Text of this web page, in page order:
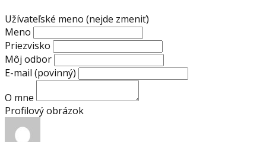
Užívateľské meno (nejde zmeniť)
Meno
Priezvisko
Môj odbor
E-mail (povinný)
O mne
Profilový obrázok